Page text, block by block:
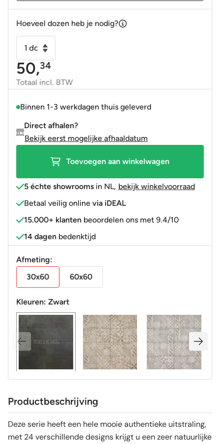
Hoeveel dozen heb je nodig?
Wandtegel
tower
zwart
30x60
24
designs
50,34
Totaal incl. BTW
Binnen 1-3 werkdagen thuis geleverd
Direct afhalen?
Bekijk eerst mogelijke afhaaldatum
Toevoegen aan winkelwagen
5 échte showrooms in NL, bekijk winkelvoorraad
Betaal veilig online via iDEAL
15.000+ klanten beoordelen ons met 9.4/10
14 dagen bedenktijd
Afmeting:
30x60
60x60
Kleuren: Zwart
Productbeschrijving
Deze serie heeft een hele mooie authentieke uitstraling,
met 24 verschillende designs krijgt u een zeer natuurlijke